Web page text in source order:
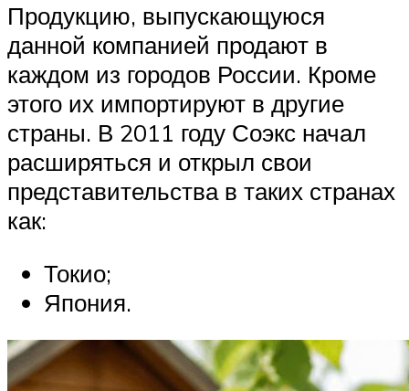
Продукцию, выпускающуюся
данной компанией продают в
каждом из городов России. Кроме
этого их импортируют в другие
страны. В 2011 году Соэкс начал
расширяться и открыл свои
представительства в таких странах
как:
Токио;
Япония.